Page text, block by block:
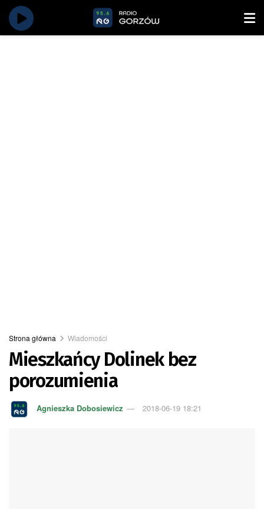
Strona główna Wiadomości
Mieszkańcy Dolinek bez
porozumienia
Agnieszka Dobosiewicz 2018-06-19 18:21